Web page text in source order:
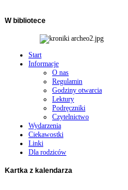
Wbibliotece
Start
Informacje
O nas
Regulamin
Godziny otwarcia
Lektury
Podręczniki
Czytelnictwo
Wydarzenia
Ciekawostki
Linki
Dla rodziców
Kartka z kalendarza